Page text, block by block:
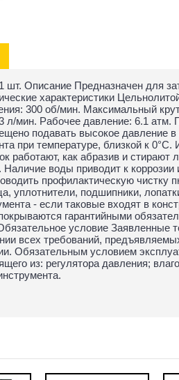
Описание Предназначен для
характеристики
300 об/мин. Максимальный
л/мин. Рабочее давление: 6.1
подавать высокое давление
при температуре, близкой к 0°C.
работают, как абразив и стирают
Наличие воды приводит к
профилактическую чистку
уплотнители, подшипники,
- если таковые входят в
гарантийными
условие Заявленные
всех требований,
Обязательным условием
из: регулятора давления;